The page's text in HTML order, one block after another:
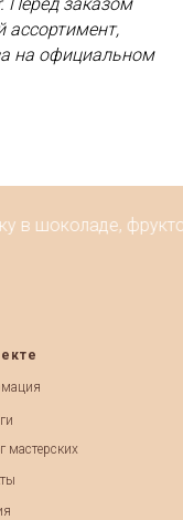
ассортимент,
на официальном
мастерских